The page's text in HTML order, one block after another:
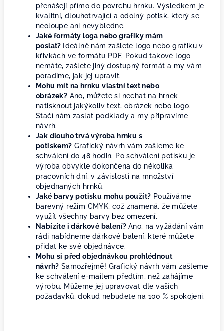
přenášejí přímo do povrchu hrnku. Výsledkem je
kvalitní, dlouhotrvající a odolný potisk, který se
neoloupe ani nevybledne.
Jaké formáty loga nebo grafiky mám
poslat? Ideálně nám zašlete logo nebo grafiku v
křivkách ve formátu PDF. Pokud takové logo
nemáte, zašlete jiný dostupný formát a my vám
poradíme, jak jej upravit.
Mohu mít na hrnku vlastní text nebo
obrázek? Ano, můžete si nechat na hrnek
natisknout jakýkoliv text, obrázek nebo logo.
Stačí nám zaslat podklady a my připravíme
návrh.
Jak dlouho trvá výroba hrnku s
potiskem? Grafický návrh vám zašleme ke
schválení do 48 hodin. Po schválení potisku je
výroba obvykle dokončena do několika
pracovních dní, v závislosti na množství
objednaných hrnků.
Jaké barvy potisku mohu použít? Používáme
barevný režim CMYK, což znamená, že můžete
využít všechny barvy bez omezení.
Nabízíte i dárkové balení? Ano, na vyžádání vám
rádi nabídneme dárkové balení, které můžete
přidat ke své objednávce.
Mohu si před objednávkou prohlédnout
návrh? Samozřejmě! Grafický návrh vám zašleme
ke schválení e-mailem předtím, než zahájíme
výrobu. Můžeme jej upravovat dle vašich
požadavků, dokud nebudete na 100 % spokojeni.